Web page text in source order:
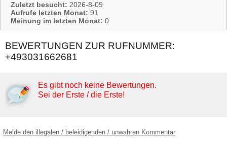
Zuletzt besucht: 2026-8-09
Aufrufe letzten Monat: 91
Meinung im letzten Monat: 0
BEWERTUNGEN ZUR RUFNUMMER:
+493031662681
Es gibt noch keine Bewertungen.
Sei der Erste / die Erste!
Melde den illegalen / beleidigenden / unwahren Kommentar